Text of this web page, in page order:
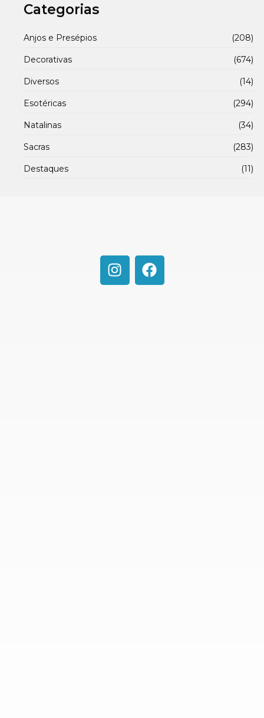
Categorias
Anjos e Presépios (208)
Decorativas (674)
Diversos (14)
Esotéricas (294)
Natalinas (34)
Sacras (283)
Destaques (11)